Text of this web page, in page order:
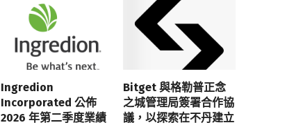
Ingredion
Incorporated 公佈
2026 年第二季度業績
Bitget 與格勒普正念
之城管理局簽署合作協
議，以探索在不丹建立